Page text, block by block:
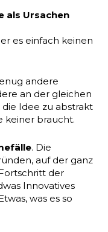
als Ursachen
es einfach keinen
andere
an der gleichen
Idee zu abstrakt
keiner braucht.
. Die
auf der ganz
der
Innovatives
was es so